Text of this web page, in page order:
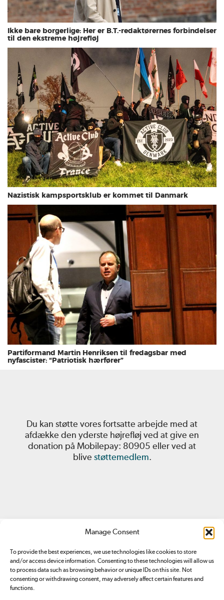
Manage Consent
To provide the best experiences, we use technologies like cookies to store
and/or access device information. Consenting to these technologies will allow us
to process data such as browsing behavior or unique IDs on this site. Not
consenting or withdrawing consent, may adversely affect certain features and
functions.
Ikke bare borgerlige: Her er B.T.-redaktørernes forbindelser
til den ekstreme højrefløj
Nazistisk kampsportsklub er kommet til Danmark
Partiformand Martin Henriksen til fredagsbar med
nyfascister: “Patriotisk hærfører”
Du kan støtte vores fortsatte arbejde med at
afdække den yderste højrefløj ved at give en
donation på Mobilepay: 80905 eller ved at
blive støttemedlem.
Redox.dk er tilmeldt